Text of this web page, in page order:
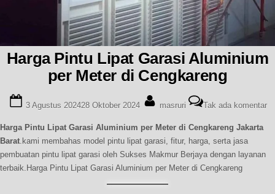
Harga Pintu Lipat Garasi Aluminium
per Meter di Cengkareng
on
3 Agustus 202428 Oktober 2024 masruri Tak ada komentar
Harga Pintu Lipat Garasi Aluminium per Meter di Cengkareng Jakarta
Barat.kami membahas model pintu lipat garasi, fitur, harga, serta jasa
pembuatan pintu lipat garasi oleh Sukses Makmur Berjaya dengan layanan
terbaik.Harga Pintu Lipat Garasi Aluminium per Meter di Cengkareng